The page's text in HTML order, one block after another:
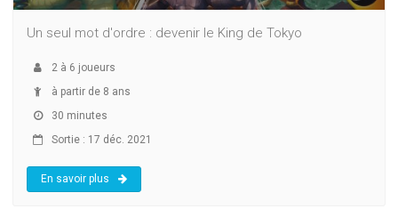
Un seul mot d'ordre : devenir le King de Tokyo
2 à 6 joueurs
à partir de 8 ans
30 minutes
Sortie : 17 déc. 2021
En savoir plus